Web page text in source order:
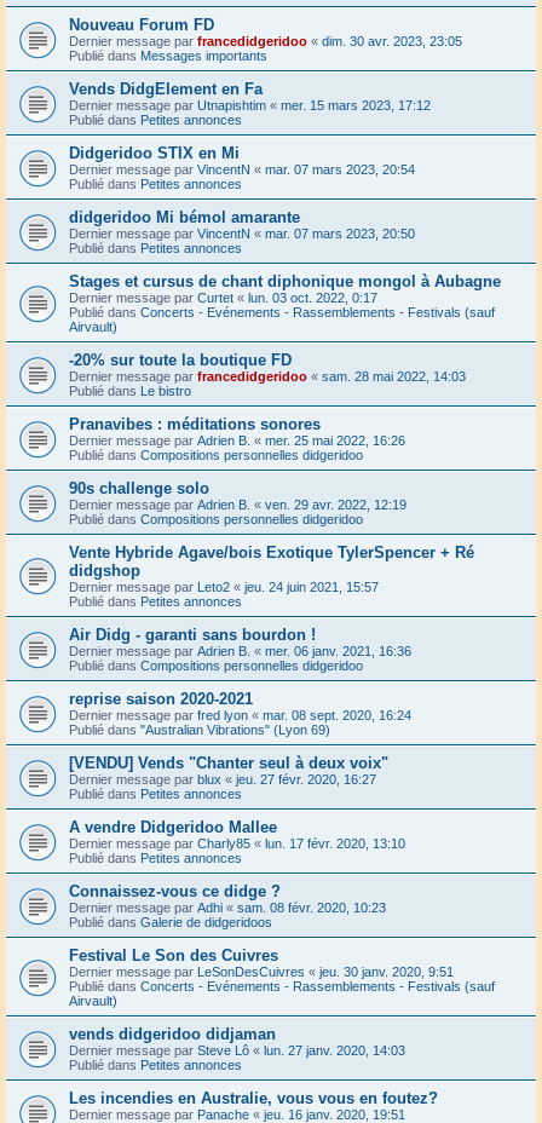
Nouveau Forum FD
Dernier message par francedidgeridoo « dim. 30 avr. 2023, 23:05
Publié dans Messages importants
Vends DidgElement en Fa
Dernier message par Utnapishtim « mer. 15 mars 2023, 17:12
Publié dans Petites annonces
Didgeridoo STIX en Mi
Dernier message par VincentN « mar. 07 mars 2023, 20:54
Publié dans Petites annonces
didgeridoo Mi bémol amarante
Dernier message par VincentN « mar. 07 mars 2023, 20:50
Publié dans Petites annonces
Stages et cursus de chant diphonique mongol à Aubagne
Dernier message par Curtet « lun. 03 oct. 2022, 0:17
Publié dans Concerts - Evénements - Rassemblements - Festivals (sauf
Airvault)
-20% sur toute la boutique FD
Dernier message par francedidgeridoo « sam. 28 mai 2022, 14:03
Publié dans Le bistro
Pranavibes : méditations sonores
Dernier message par Adrien B. « mer. 25 mai 2022, 16:26
Publié dans Compositions personnelles didgeridoo
90s challenge solo
Dernier message par Adrien B. « ven. 29 avr. 2022, 12:19
Publié dans Compositions personnelles didgeridoo
Vente Hybride Agave/bois Exotique TylerSpencer + Ré
didgshop
Dernier message par Leto2 « jeu. 24 juin 2021, 15:57
Publié dans Petites annonces
Air Didg - garanti sans bourdon !
Dernier message par Adrien B. « mer. 06 janv. 2021, 16:36
Publié dans Compositions personnelles didgeridoo
reprise saison 2020-2021
Dernier message par fred lyon « mar. 08 sept. 2020, 16:24
Publié dans "Australian Vibrations" (Lyon 69)
[VENDU] Vends "Chanter seul à deux voix"
Dernier message par blux « jeu. 27 févr. 2020, 16:27
Publié dans Petites annonces
A vendre Didgeridoo Mallee
Dernier message par Charly85 « lun. 17 févr. 2020, 13:10
Publié dans Petites annonces
Connaissez-vous ce didge ?
Dernier message par Adhi « sam. 08 févr. 2020, 10:23
Publié dans Galerie de didgeridoos
Festival Le Son des Cuivres
Dernier message par LeSonDesCuivres « jeu. 30 janv. 2020, 9:51
Publié dans Concerts - Evénements - Rassemblements - Festivals (sauf
Airvault)
vends didgeridoo didjaman
Dernier message par Steve Lô « lun. 27 janv. 2020, 14:03
Publié dans Petites annonces
Les incendies en Australie, vous vous en foutez?
Dernier message par Panache « jeu. 16 janv. 2020, 19:51